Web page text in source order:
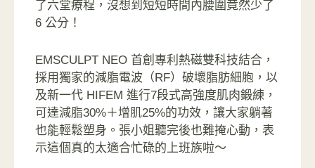
了六堂療程，沒想到短短時間內腰圍竟然少了
6 公分！
EMSCULPT NEO 首創專利熱磁雙科技結合，
採用獨家的減脂電波（RF）破壞脂肪細胞，以
及新一代 HIFEM 進行7段式高強度肌肉鍛練，
可達減脂30%＋增肌25%的功效， 讓大家躺著
也能輕鬆塑身。張小姐聽完後也難掩心動，表
示這個真的太適合忙碌的上班族啦～